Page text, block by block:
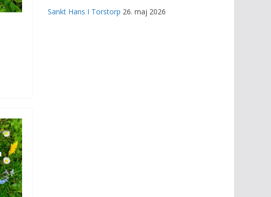
Sankt Hans I Torstorp 26. maj 2026